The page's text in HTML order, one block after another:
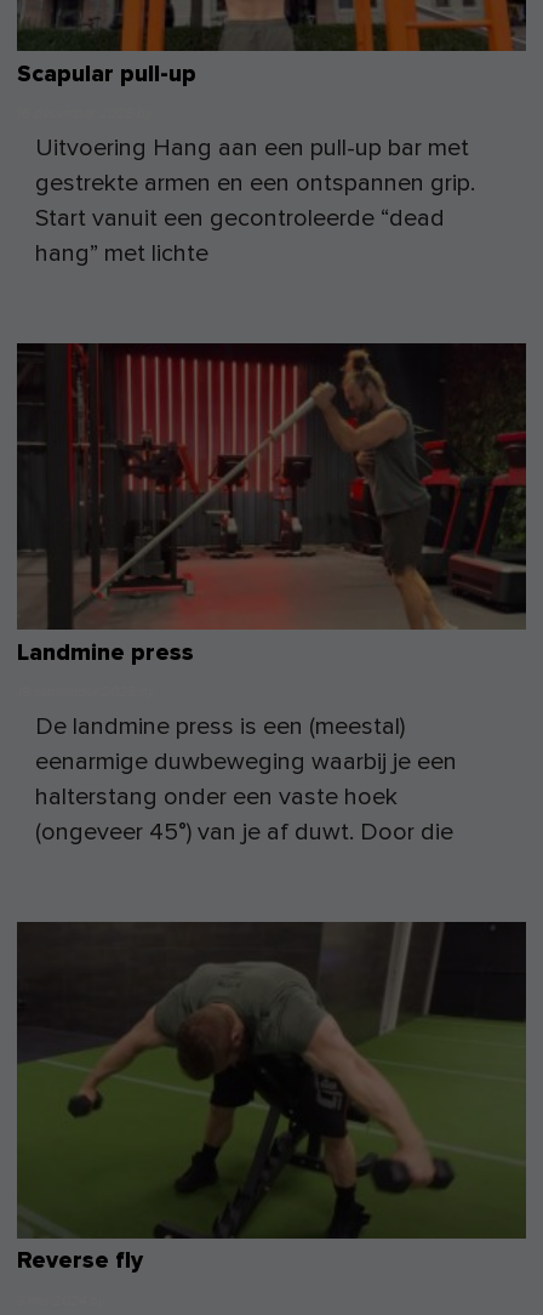
Scapular pull-up
Uitvoering Hang aan een pull-up bar met
gestrekte armen en een ontspannen grip.
Start vanuit een gecontroleerde “dead
hang” met lichte
Landmine press
De landmine press is een (meestal)
eenarmige duwbeweging waarbij je een
halterstang onder een vaste hoek
(ongeveer 45°) van je af duwt. Door die
Reverse fly